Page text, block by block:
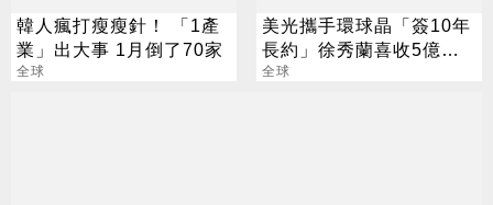
韓人瘋打瘦瘦針！ 「1產
業」出大事 1月倒了70家
全球
美光攜手環球晶「簽10年
長約」徐秀蘭喜收5億美
金大禮
全球